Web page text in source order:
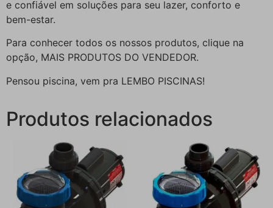
e confiável em soluções para seu lazer, conforto e
bem-estar.
Para conhecer todos os nossos produtos, clique na
opção, MAIS PRODUTOS DO VENDEDOR.
Pensou piscina, vem pra LEMBO PISCINAS!
Produtos relacionados